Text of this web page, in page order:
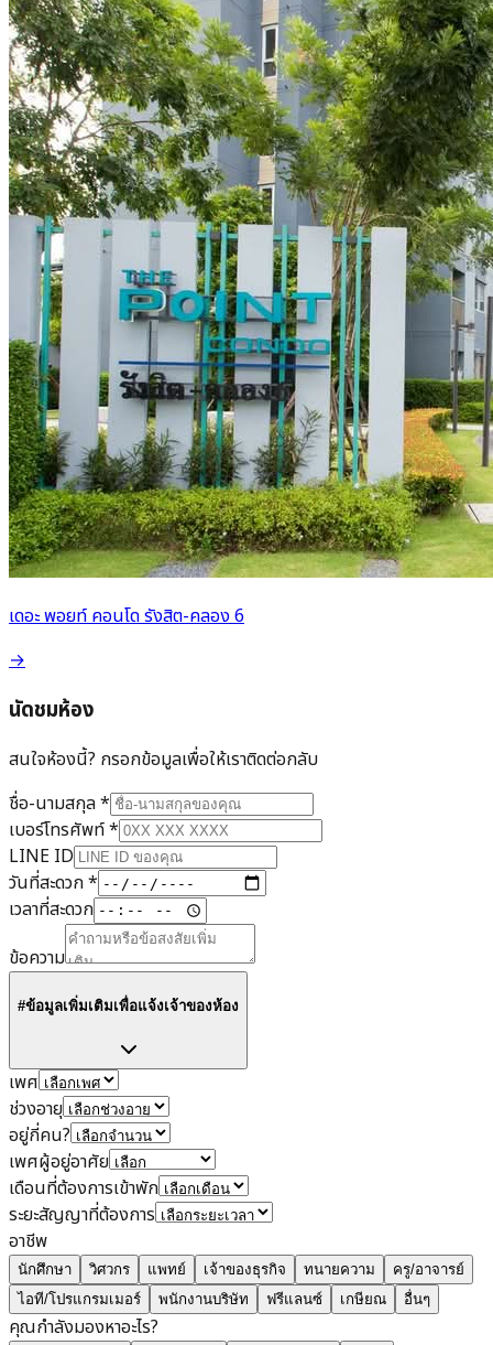
เดอะ พอยท์ คอนโด รังสิต-คลอง 6
→
นัดชมห้อง
สนใจห้องนี้? กรอกข้อมูลเพื่อให้เราติดต่อกลับ
ชื่อ-นามสกุล*
เบอร์โทรศัพท์*
LINE ID
วันที่สะดวก*
เวลาที่สะดวก
ข้อความ
#ข้อมูลเพิ่มเติมเพื่อแจ้งเจ้าของห้อง
เพศ
ช่วงอายุ
อยู่กี่คน?
เพศผู้อยู่อาศัย
เดือนที่ต้องการเข้าพัก
ระยะสัญญาที่ต้องการ
อาชีพ
นักศึกษา วิศวกร แพทย์ เจ้าของธุรกิจ ทนายความ
ครู/อาจารย์
ไอที/โปรแกรมเมอร์
พนักงานบริษัท ฟรีแลนซ์ เกษียณ อื่นๆ
คุณกำลังมองหาอะไร?